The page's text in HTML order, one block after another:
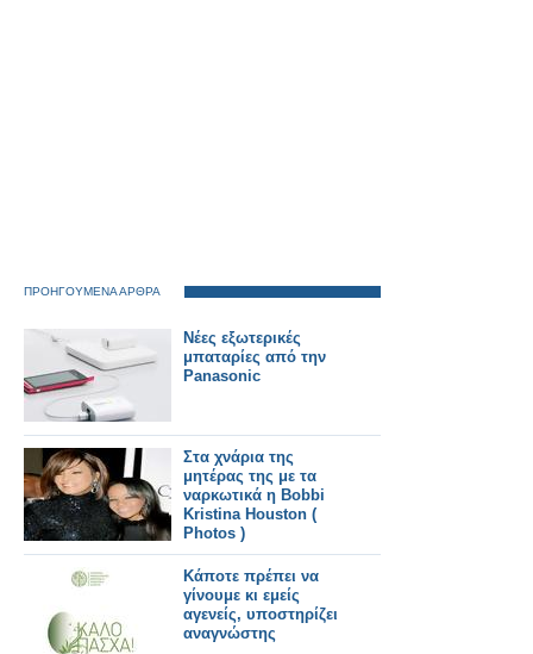
ΠΡΟΗΓΟΥΜΕΝΑ ΑΡΘΡΑ
Νέες εξωτερικές
μπαταρίες από την
Panasonic
Στα χνάρια της
μητέρας της με τα
ναρκωτικά η Bobbi
Kristina Houston (
Photos )
Κάποτε πρέπει να
γίνουμε κι εμείς
αγενείς, υποστηρίζει
αναγνώστης